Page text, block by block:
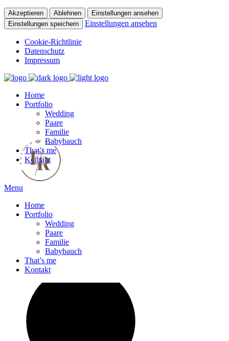
Akzeptieren Ablehnen
Einstellungen ansehen
Einstellungen speichern
Einstellungen ansehen
Cookie-Richtlinie
Datenschutz
Impressum
Home
Portfolio
Wedding
Paare
Familie
Babybauch
That’s me
Kontakt
Menu
Home
Portfolio
Wedding
Paare
Familie
Babybauch
That’s me
Kontakt